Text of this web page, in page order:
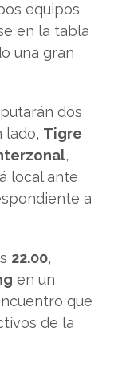
equipos
en la tabla
una gran
dos
lado, Tigre
,
local ante
a
22.00,
en un
que
de la